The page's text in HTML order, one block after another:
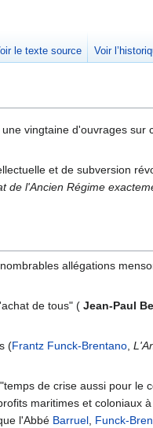
vingtaine d'ouvrages
et de subversion
de l'Ancien Régime
allégations
de tous" ( Jean-Paul
(Frantz Funck-Brentano,
de crise aussi pour le
maritimes et coloniaux
l'Abbé Barruel, Funck-
le texte source Voir